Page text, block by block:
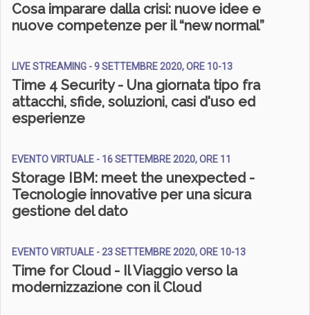
Cosa imparare dalla crisi: nuove idee e
nuove competenze per il “new normal”
LIVE STREAMING - 9 SETTEMBRE 2020, ORE 10-13
Time 4 Security - Una giornata tipo fra
attacchi, sfide, soluzioni, casi d'uso ed
esperienze
EVENTO VIRTUALE - 16 SETTEMBRE 2020, ORE 11
Storage IBM: meet the unexpected -
Tecnologie innovative per una sicura
gestione del dato
EVENTO VIRTUALE - 23 SETTEMBRE 2020, ORE 10-13
Time for Cloud - Il Viaggio verso la
modernizzazione con il Cloud